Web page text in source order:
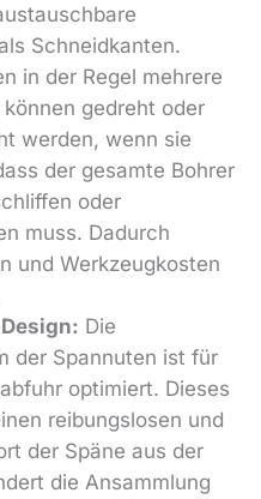
Schneidkanten.
in der Regel mehrere
gedreht oder
werden, wenn sie
der gesamte Bohrer
oder
muss. Dadurch
und Werkzeugkosten
Die
der Spannuten ist für
optimiert. Dieses
reibungslosen und
der Späne aus der
die Ansammlung